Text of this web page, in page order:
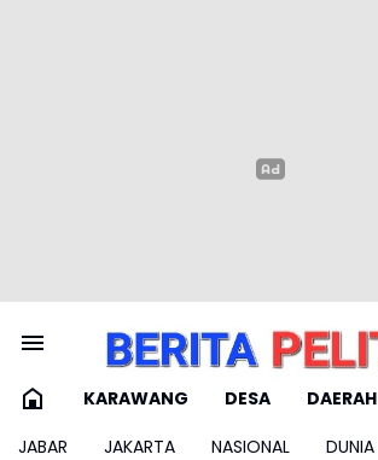
KARAWANG DESA DAERAH
JABAR
JAKARTA NASIONAL DUNIA